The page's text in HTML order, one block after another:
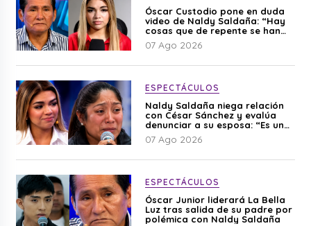
Óscar Custodio pone en duda
video de Naldy Saldaña: “Hay
cosas que de repente se han
editado”
07 Ago 2026
ESPECTÁCULOS
Naldy Saldaña niega relación
con César Sánchez y evalúa
denunciar a su esposa: “Es una
difamación”
07 Ago 2026
ESPECTÁCULOS
Óscar Junior liderará La Bella
Luz tras salida de su padre por
polémica con Naldy Saldaña